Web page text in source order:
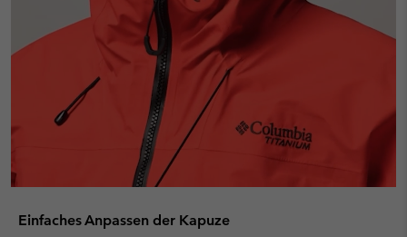
Einfaches Anpassen der Kapuze